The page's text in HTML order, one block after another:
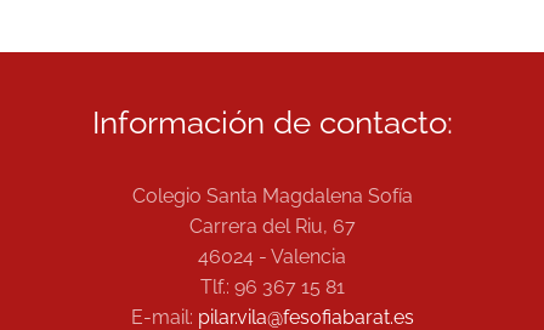
Información de contacto:
Colegio Santa Magdalena Sofía
Carrera del Riu, 67
46024 - Valencia
Tlf.: 96 367 15 81
E-mail: pilar.vila@fesofiabarat.es